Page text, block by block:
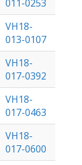
011-0253
VH18-
013-0107
VH18-
017-0392
VH18-
017-0463
VH18-
017-0600